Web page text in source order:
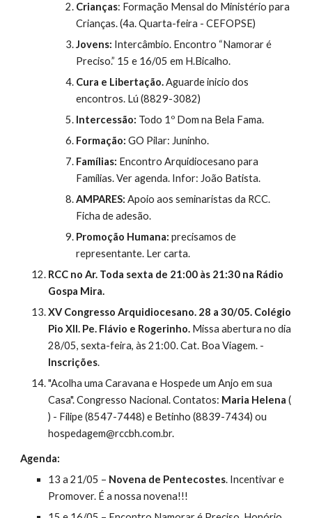
Crianças: Formação Mensal do Ministério para
Crianças. (4a. Quarta-feira - CEFOPSE)
Jovens: Intercâmbio. Encontro “Namorar é
Preciso.” 15 e 16/05 em H.Bicalho.
Cura e Libertação. Aguarde inicio dos
encontros. Lú (8829-3082)
Intercessão: Todo 1º Dom na Bela Fama.
Formação: GO Pilar: Juninho.
Famílias: Encontro Arquidiocesano para
Famílias. Ver agenda. Infor: João Batista.
AMPARES: Apoio aos seminaristas da RCC.
Ficha de adesão.
Promoção Humana: precisamos de
representante. Ler carta.
RCC no Ar. Toda sexta de 21:00 às 21:30 na Rádio
Gospa Mira.
XV Congresso Arquidiocesano. 28 a 30/05. Colégio
Pio XII. Pe. Flávio e Rogerinho. Missa abertura no dia
Inscrições.
"Acolha uma Caravana e Hospede um Anjo em sua
Casa". Congresso Nacional. Contatos: Maria Helena (
) - Filipe (8547-7448) e Betinho (8839-7434) ou
hospedagem@rccbh.com.br.
Agenda:
13 a 21/05 – Novena de Pentecostes. Incentivar e
Promover. É a nossa novena!!!